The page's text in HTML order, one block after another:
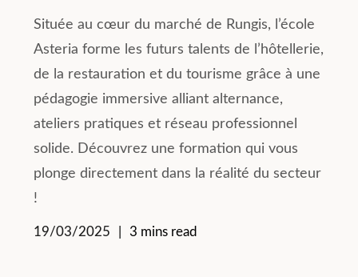
Située au cœur du marché de Rungis, l’école
Asteria forme les futurs talents de l’hôtellerie,
de la restauration et du tourisme grâce à une
pédagogie immersive alliant alternance,
ateliers pratiques et réseau professionnel
solide. Découvrez une formation qui vous
plonge directement dans la réalité du secteur
!
19/03/2025 3 mins read